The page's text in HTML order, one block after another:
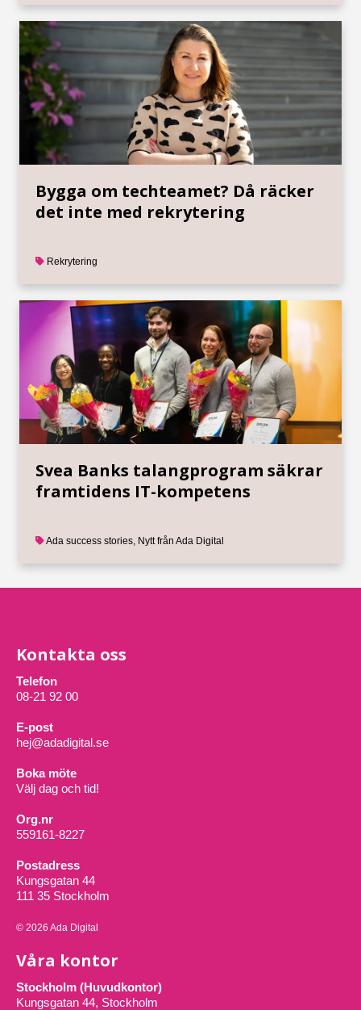
Bygga om techteamet? Då räcker
det inte med rekrytering
Rekrytering
Svea Banks talangprogram säkrar
framtidens IT-kompetens
Ada success stories Nytt från Ada Digital
Kontakta oss
Telefon
08-21 92 00
E-post
hej@adadigital.se
Boka möte
Välj dag och tid!
Org.nr
559161-8227
Postadress
Kungsgatan 44
111 35 Stockholm
© 2026 Ada Digital
Våra kontor
Stockholm (Huvudkontor)
Kungsgatan 44, Stockholm